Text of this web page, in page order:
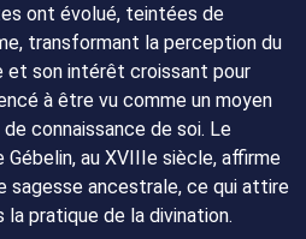
ont évolué, teintées de
transformant la perception du
et son intérêt croissant pour
à être vu comme un moyen
connaissance de soi. Le
au XVIIIe siècle, affirme
sagesse ancestrale, ce qui attire
pratique de la divination.